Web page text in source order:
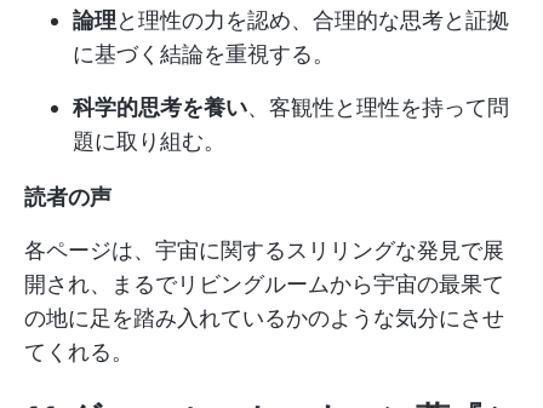
論理と理性の力を認め、合理的な思考と証拠
に基づく結論を重視する。
科学的思考を養い、客観性と理性を持って問
題に取り組む。
読者の声
各ページは、宇宙に関するスリリングな発見で展
開され、まるでリビングルームから宇宙の最果て
の地に足を踏み入れているかのような気分にさせ
てくれる。